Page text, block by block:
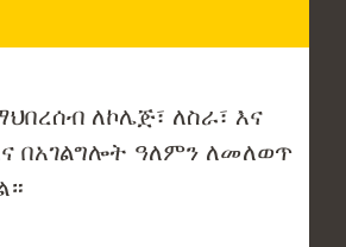
ለኮሌጅ፣ ለስራ፣ እና
በአገልግሎት ዓለምን ለመለወጥ